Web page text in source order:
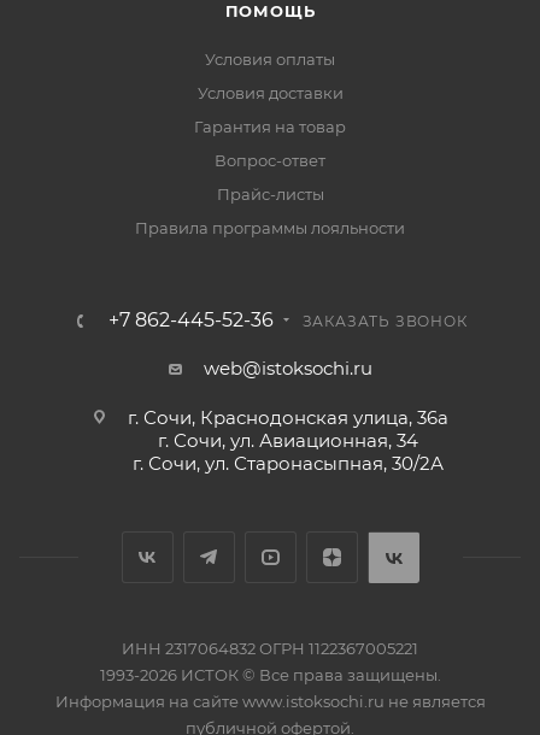
ПОМОЩЬ
Условия оплаты
Условия доставки
Гарантия на товар
Вопрос-ответ
Прайс-листы
Правила программы лояльности
+7 862-445-52-36 ЗАКАЗАТЬ ЗВОНОК
web@istoksochi.ru
г. Сочи, Краснодонская улица, 36а
г. Сочи, ул. Авиационная, 34
г. Сочи, ул. Старонасыпная, 30/2А
ИНН 2317064832 ОГРН 1122367005221
1993-2026 ИСТОК © Все права защищены.
Информация на сайте www.istoksochi.ru не является
публичной офертой.